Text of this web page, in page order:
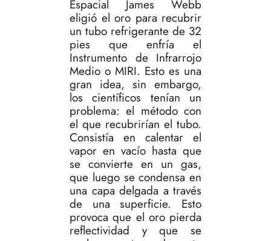
Espacial James Webb
eligió el oro para recubrir
un tubo refrigerante de 32
pies que enfría el
Instrumento de Infrarrojo
Medio o MIRI. Esto es una
gran idea, sin embargo,
los científicos tenían un
problema: el método con
el que recubrirían el tubo.
Consistía en calentar el
vapor en vacío hasta que
se convierte en un gas,
que luego se condensa en
una capa delgada a través
de una superficie. Esto
provoca que el oro pierda
reflectividad y que se